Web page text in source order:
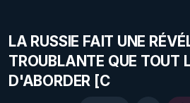
LA RUSSIE FAIT UNE
TROUBLANTE QUE TOUT
D'ABORDER [C